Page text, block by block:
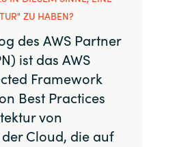
ZU HABEN?
des AWS Partner
ist das AWS
Framework
Best Practices
von
Cloud, die auf